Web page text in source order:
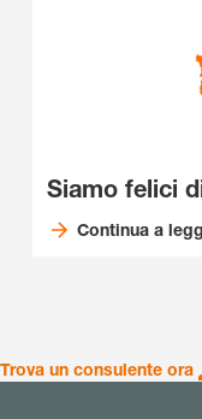
Siamo felici
Continua a
Trova un consulente ora